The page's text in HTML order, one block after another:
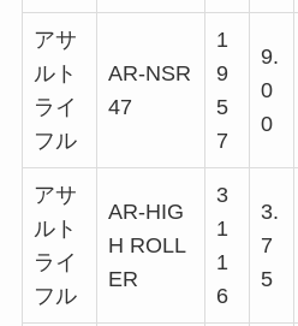
アサ
ルト
ライ
フル
AR-NSR
47
1
9
5
7
9.
0
0
アサ
ルト
ライ
フル
AR-HIG
H ROLL
ER
3
1
1
6
3.
7
5